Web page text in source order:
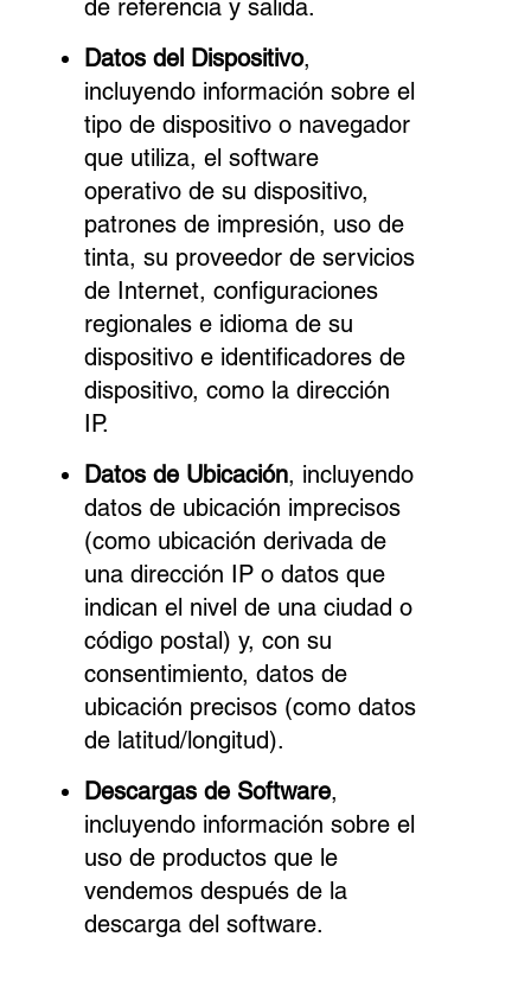
de referencia y salida.
Datos del Dispositivo,
incluyendo información sobre el
tipo de dispositivo o navegador
que utiliza, el software
operativo de su dispositivo,
patrones de impresión, uso de
tinta, su proveedor de servicios
de Internet, configuraciones
regionales e idioma de su
dispositivo e identificadores de
dispositivo, como la dirección
IP.
Datos de Ubicación, incluyendo
datos de ubicación imprecisos
(como ubicación derivada de
una dirección IP o datos que
indican el nivel de una ciudad o
código postal) y, con su
consentimiento, datos de
ubicación precisos (como datos
de latitud/longitud).
Descargas de Software,
incluyendo información sobre el
uso de productos que le
vendemos después de la
descarga del software.